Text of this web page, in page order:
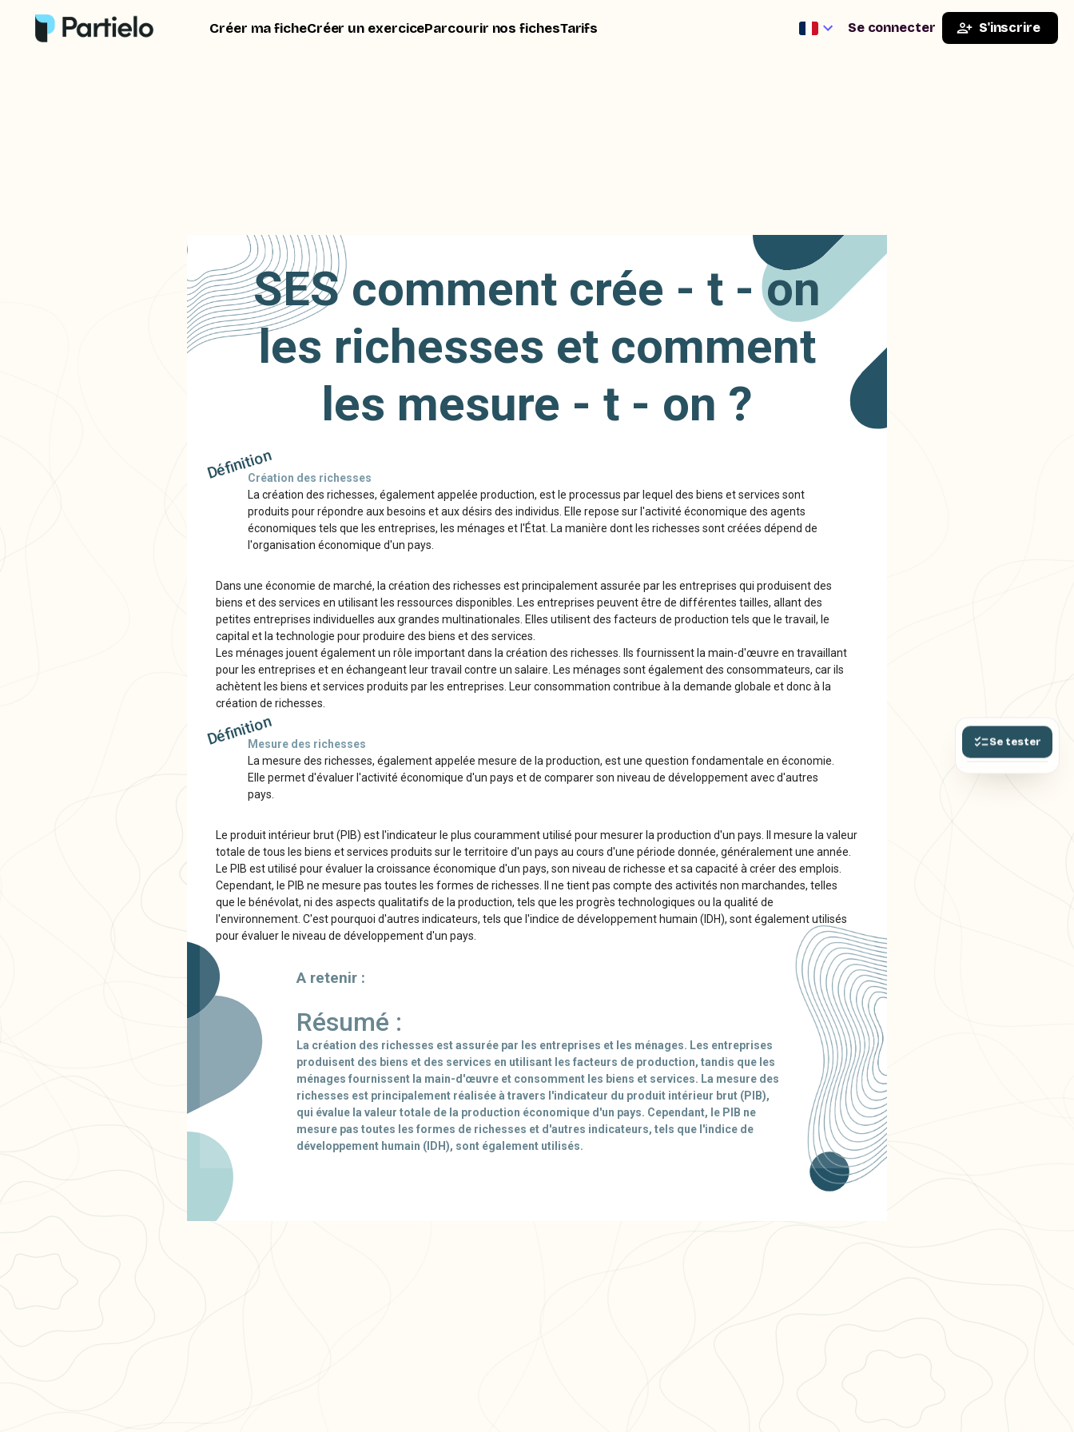
Créer ma ficheCréer un exerciceParcourir nos fichesTarifs Se connecter S'inscrire
Se tester
SES comment crée - t - on
les richesses et comment
les mesure - t - on ?
DéfinitionCréation des richesses
La création des richesses, également appelée production, est le processus par lequel des biens et services sont
produits pour répondre aux besoins et aux désirs des individus. Elle repose sur l'activité économique des agents
économiques tels que les entreprises, les ménages et l'État. La manière dont les richesses sont créées dépend de
l'organisation économique d'un pays.
Dans une économie de marché, la création des richesses est principalement assurée par les entreprises qui produisent des
biens et des services en utilisant les ressources disponibles. Les entreprises peuvent être de différentes tailles, allant des
petites entreprises individuelles aux grandes multinationales. Elles utilisent des facteurs de production tels que le travail, le
capital et la technologie pour produire des biens et des services.
Les ménages jouent également un rôle important dans la création des richesses. Ils fournissent la main-d'œuvre en travaillant
pour les entreprises et en échangeant leur travail contre un salaire. Les ménages sont également des consommateurs, car ils
achètent les biens et services produits par les entreprises. Leur consommation contribue à la demande globale et donc à la
création de richesses.
DéfinitionMesure des richesses
La mesure des richesses, également appelée mesure de la production, est une question fondamentale en économie.
Elle permet d'évaluer l'activité économique d'un pays et de comparer son niveau de développement avec d'autres
pays.
Le produit intérieur brut (PIB) est l'indicateur le plus couramment utilisé pour mesurer la production d'un pays. Il mesure la valeur
totale de tous les biens et services produits sur le territoire d'un pays au cours d'une période donnée, généralement une année.
Le PIB est utilisé pour évaluer la croissance économique d'un pays, son niveau de richesse et sa capacité à créer des emplois.
Cependant, le PIB ne mesure pas toutes les formes de richesses. Il ne tient pas compte des activités non marchandes, telles
que le bénévolat, ni des aspects qualitatifs de la production, tels que les progrès technologiques ou la qualité de
l'environnement. C'est pourquoi d'autres indicateurs, tels que l'indice de développement humain (IDH), sont également utilisés
pour évaluer le niveau de développement d'un pays.
A retenir :
Résumé :
La création des richesses est assurée par les entreprises et les ménages. Les entreprises
produisent des biens et des services en utilisant les facteurs de production, tandis que les
ménages fournissent la main-d'œuvre et consomment les biens et services. La mesure des
richesses est principalement réalisée à travers l'indicateur du produit intérieur brut (PIB),
qui évalue la valeur totale de la production économique d'un pays. Cependant, le PIB ne
mesure pas toutes les formes de richesses et d'autres indicateurs, tels que l'indice de
développement humain (IDH), sont également utilisés.